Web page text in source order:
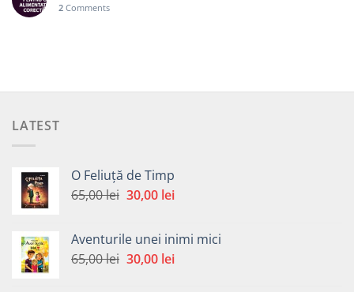
2 Comments
LATEST
O Feliuță de Timp
65,00lei Prețul
fost:
65,00 lei.
30,00 leiPrețul
30,00 lei.
Aventurile unei inimi mici
65,00lei Prețul
30,00 leiPrețul